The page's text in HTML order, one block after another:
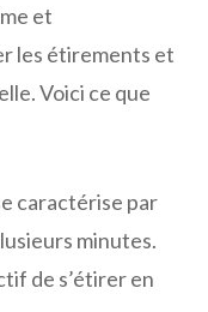
et
les étirements et
Voici ce que
caractérise par
minutes.
de s’étirer en